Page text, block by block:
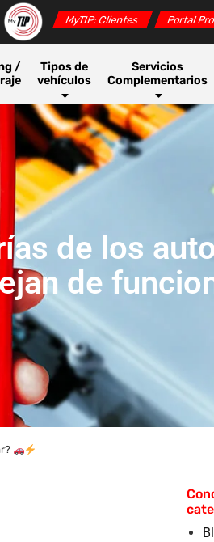
MyTIP: Clientes Portal
/
Tipos de
vehículos
Servicios
Complementarios
de los
de